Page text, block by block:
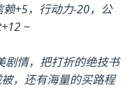
+5，行动力-20，公
~
剧情，把打折的绝技书
，还有海量的买路程